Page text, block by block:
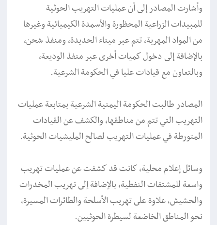
وأشارت المصادر إلى أن عمليات التهريب الحوثية
للمبيدات الزراعية المحظورة والأسمدة الكيميائية وغيرها
من المواد المهربة، تتم عبر ميناء الحديدة، ومنفذ شحن،
بالإضافة إلى دخول كميات أخرى عبر منفذ الوديعة،
وبالتعاون مع قيادات عليا في الحكومة الشرعية.
المصادر طالبت الحكومة اليمنية الشرعية بمتابعة عمليات
التهريب التي تتم من مناطقها، والكشف عن القيادات
المتورطة في عمليات التهريب لصالح المليشيات الحوثية.
وسائل إعلام محلية، كانت قد كشفت عن عمليات تهريب
واسعة للمشتقات النفطية، بالإضافة إلى تهريب المخدرات
والحشيش، علاوة على تهريب الأسلحة والطائرات المسيرة،
نحو المناطق الخاضعة لسيطرة الحوثيين.